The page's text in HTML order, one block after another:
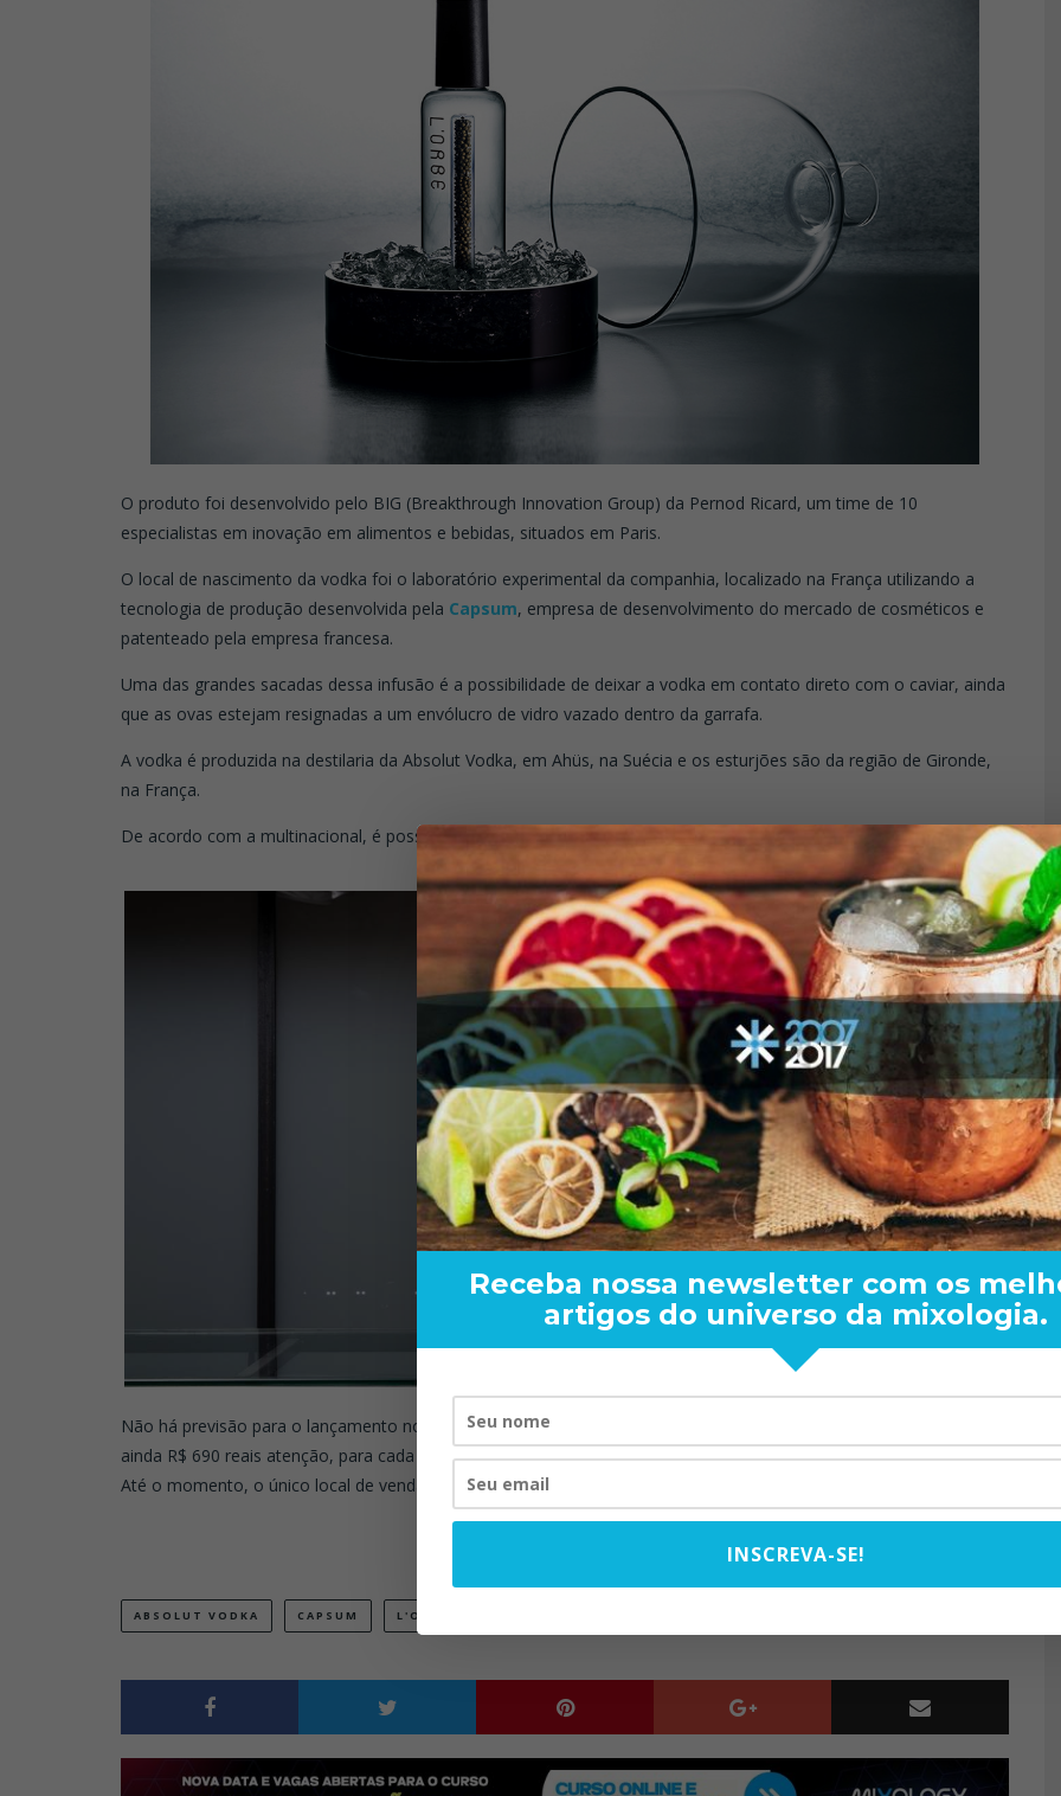
O produto foi desenvolvido pelo BIG (Breakthrough Innovation Group) da Pernod Ricard, um time de 10
especialistas em inovação em alimentos e bebidas, situados em Paris.
O local de nascimento da vodka foi o laboratório experimental da companhia, localizado na França utilizando a
tecnologia de produção desenvolvida pela Capsum, empresa de desenvolvimento do mercado de cosméticos e
patenteado pela empresa francesa.
Uma das grandes sacadas dessa infusão é a possibilidade de deixar a vodka em contato direto com o caviar, ainda
que as ovas estejam resignadas a um envólucro de vidro vazado dentro da garrafa.
A vodka é produzida na destilaria da Absolut Vodka, em Ahüs, na Suécia e os esturjões são da região de Gironde,
na França.
De acordo com a multinacional, é possível perceber notas de avelã e manteiga na vodka de trigo sueco.
Não há previsão para o lançamento no Brasil e o preço em Londres será de £175, algo como US$213 dólares, ou
ainda R$ 690 reais atenção, para cada garrafa de 200 ml.
Até o momento, o único local de venda do produto é o
ABSOLUT VODKA CAPSUM L'ORBE
RAND BARTENDER: DE BOA
VISTA PARA O MUNDO
TOM OLIVEIRA –
EXCLUSIVA
Receba nossa newsletter com os
artigos do universo da mixologia.
INSCREVA-SE!